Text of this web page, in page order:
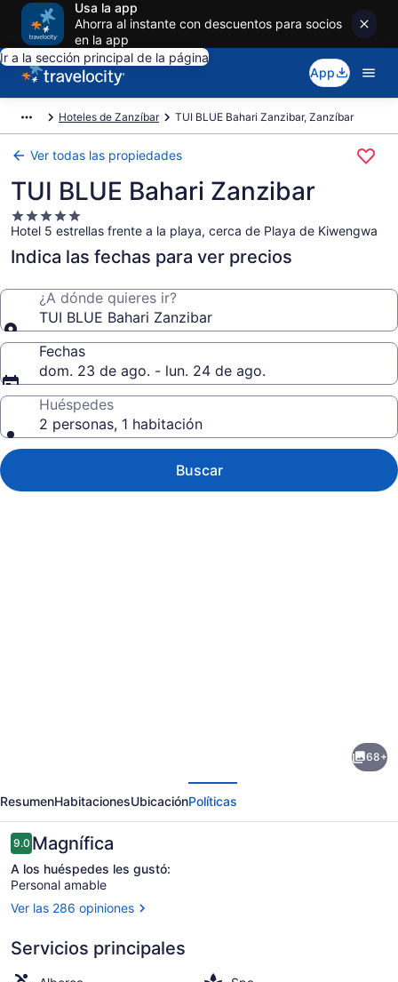
Usa la app
Ahorra al instante con descuentos para socios
en la app
Ir a la sección principal de la página
App
Hoteles de Zanzíbar TUI BLUE Bahari Zanzibar, Zanzíbar
Ver todas las propiedades
TUI BLUE Bahari Zanzibar
Propiedad
de
5.0
Hotel 5 estrellas frente a la playa, cerca de Playa de Kiwengwa
Indica las fechas para ver precios
¿A dónde quieres ir?
TUI BLUE Bahari Zanzibar
Fechas
dom. 23 de ago. - lun. 24 de ago.
Huéspedes
2 personas, 1 habitación
Buscar
BLUE
Bahari
Zanzibar
68+
ResumenHabitacionesUbicaciónPolíticas
Opiniones
9.09.0 de 10,
Magnífica
A los huéspedes les gustó:
Personal amable
Ver las 286 opiniones
Servicios principales